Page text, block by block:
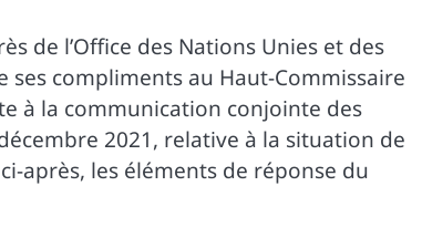
de l’Office des Nations Unies et des
compliments au Haut-Commissaire
à la communication conjointe des
2021, relative à la situation de
après, les éléments de réponse du